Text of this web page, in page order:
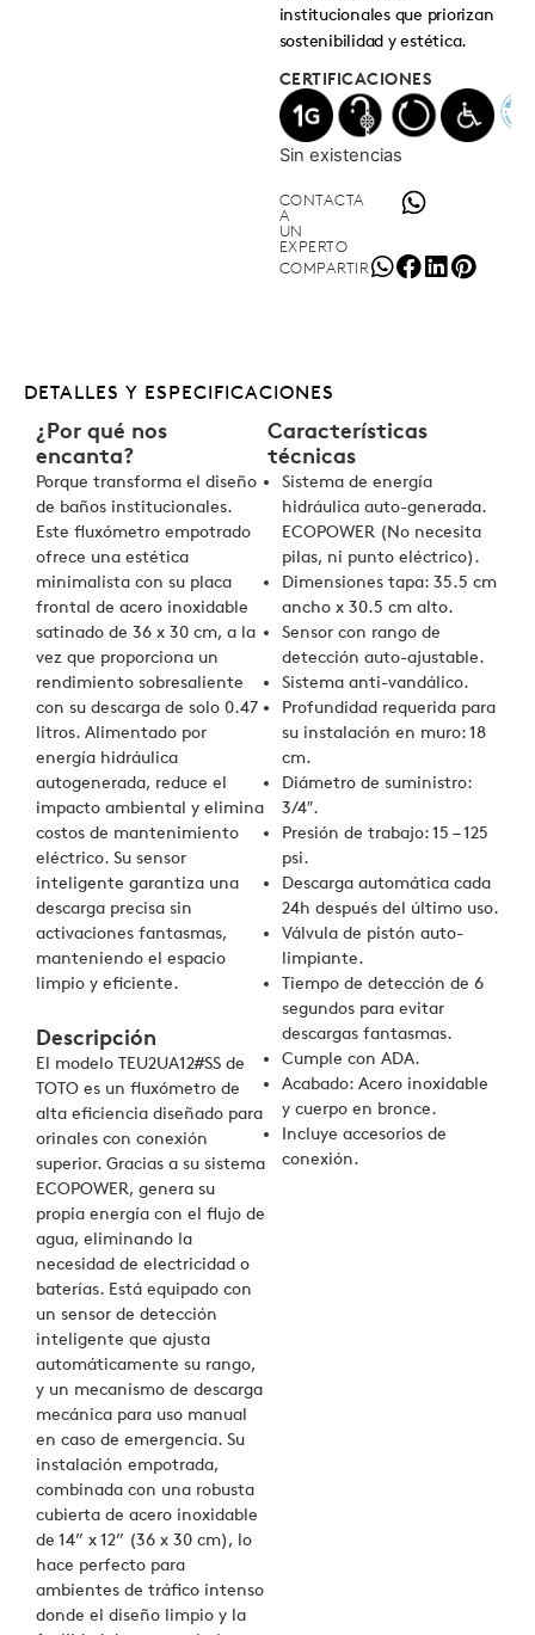
institucionales que priorizan
sostenibilidad y estética.
CERTIFICACIONES
Sin existencias
CONTACTA
A
UN
EXPERTO
COMPARTIR
DETALLES Y ESPECIFICACIONES
¿Por qué nos
encanta?
Porque transforma el diseño
de baños institucionales.
Este fluxómetro empotrado
ofrece una estética
minimalista con su placa
frontal de acero inoxidable
satinado de 36 x 30 cm, a la
vez que proporciona un
rendimiento sobresaliente
con su descarga de solo 0.47
litros. Alimentado por
energía hidráulica
autogenerada, reduce el
impacto ambiental y elimina
costos de mantenimiento
eléctrico. Su sensor
inteligente garantiza una
descarga precisa sin
activaciones fantasmas,
manteniendo el espacio
limpio y eficiente.
Descripción
El modelo TEU2UA12#SS de
TOTO es un fluxómetro de
alta eficiencia diseñado para
orinales con conexión
superior. Gracias a su sistema
ECOPOWER, genera su
propia energía con el flujo de
agua, eliminando la
necesidad de electricidad o
baterías. Está equipado con
un sensor de detección
inteligente que ajusta
automáticamente su rango,
y un mecanismo de descarga
mecánica para uso manual
en caso de emergencia. Su
instalación empotrada,
combinada con una robusta
cubierta de acero inoxidable
de 14” x 12” (36 x 30 cm), lo
hace perfecto para
ambientes de tráfico intenso
donde el diseño limpio y la
Características
técnicas
Sistema de energía
hidráulica auto-generada.
ECOPOWER (No necesita
pilas, ni punto eléctrico).
Dimensiones tapa: 35.5 cm
ancho x 30.5 cm alto.
Sensor con rango de
detección auto-ajustable.
Sistema anti-vandálico.
Profundidad requerida para
su instalación en muro: 18
cm.
Diámetro de suministro:
3/4″.
Presión de trabajo: 15 – 125
psi.
Descarga automática cada
24h después del último uso.
Válvula de pistón auto-
limpiante.
Tiempo de detección de 6
segundos para evitar
descargas fantasmas.
Cumple con ADA.
Acabado: Acero inoxidable
y cuerpo en bronce.
Incluye accesorios de
conexión.